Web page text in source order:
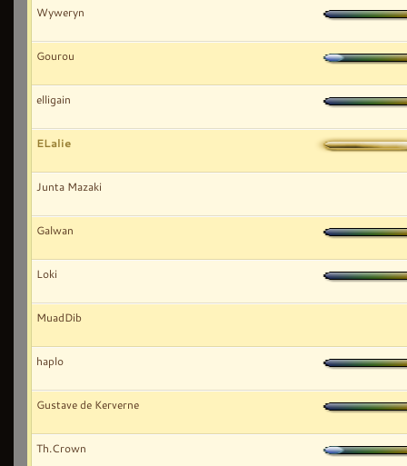
Wyweryn
Gourou
elligain
ELalie
Junta Mazaki
Galwan
Loki
MuadDib
haplo
Gustave de Kerverne
Th.Crown